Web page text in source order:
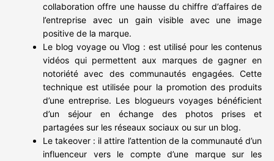
collaboration offre une hausse du chiffre d’affaires de
l’entreprise avec un gain visible avec une image
positive de la marque.
Le blog voyage ou Vlog : est utilisé pour les contenus
vidéos qui permettent aux marques de gagner en
notoriété avec des communautés engagées. Cette
technique est utilisée pour la promotion des produits
d’une entreprise. Les blogueurs voyages bénéficient
d’un séjour en échange des photos prises et
partagées sur les réseaux sociaux ou sur un blog.
Le takeover : il attire l’attention de la communauté d’un
influenceur vers le compte d’une marque sur les